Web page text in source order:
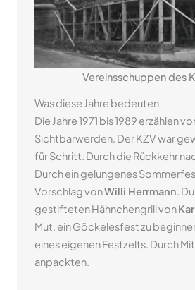
Vereinsschuppen des
Was diese Jahre bedeuten
Die Jahre 1971 bis 1989 erzählen
Sichtbarwerden. Der KZV war
für Schritt. Durch die Rückkehr
Durch ein gelungenes
Vorschlag vonWilli Herrmann.
gestifteten Hähnchengrill von
Mut, ein Göckelesfest zu
eines eigenen Festzelts. Durch
anpackten.